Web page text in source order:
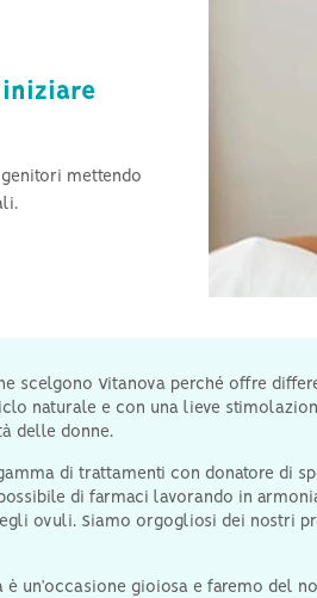
e informazioni
mettendo
scelgono Vitanova perché offre
naturale e con una lieve
delle donne.
di trattamenti con donatore di
di farmaci lavorando in
ovuli. Siamo orgogliosi dei nostri
è un’occasione gioiosa e faremo del